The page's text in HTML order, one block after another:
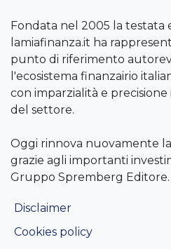
Fondata nel 2005 la testata
lamiafinanza.it ha
punto di riferimento
l'ecosistema finanzairio
con imparzialità e
del settore.
Oggi rinnova nuovamente
grazie agli importanti
Gruppo Spremberg Editore.
Disclaimer
Cookies policy